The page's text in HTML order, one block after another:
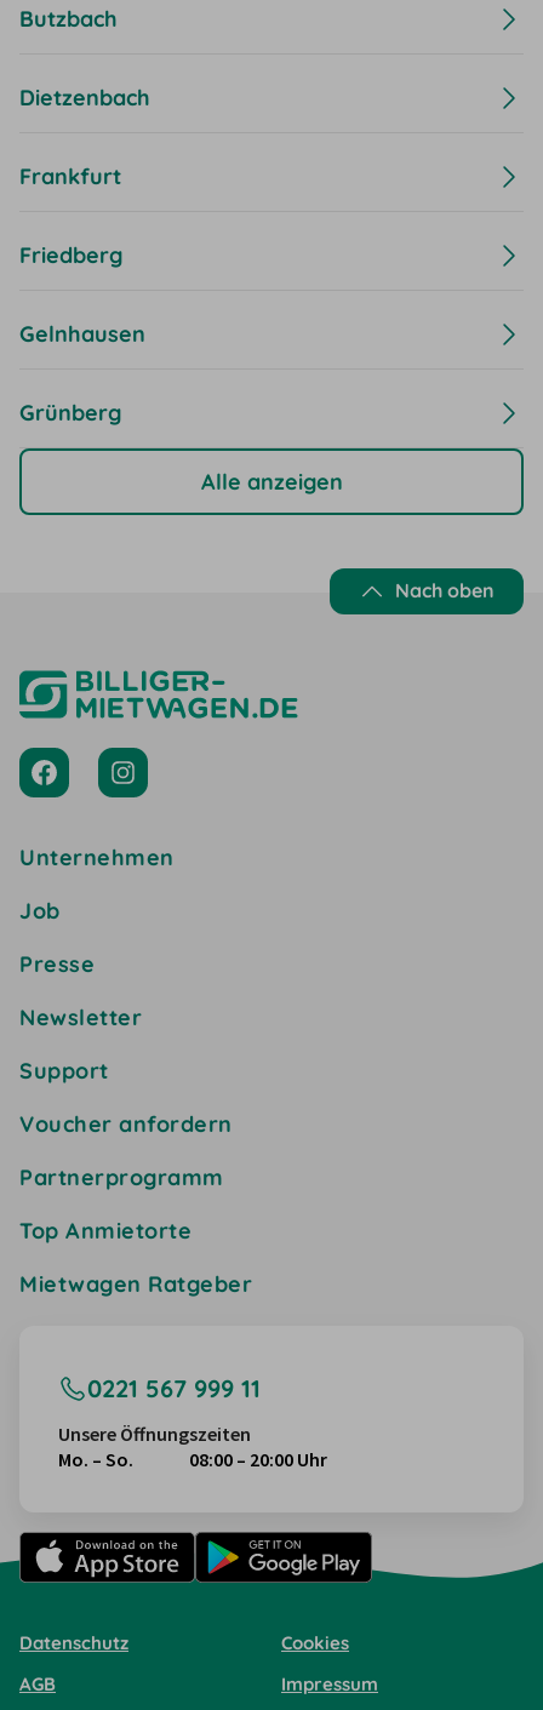
Butzbach
Dietzenbach
Frankfurt
Friedberg
Gelnhausen
Grünberg
Alle anzeigen
Nach oben
Unternehmen
Job
Presse
Newsletter
Support
Voucher anfordern
Partnerprogramm
Top Anmietorte
Mietwagen Ratgeber
0221 567 999 11
Unsere Öffnungszeiten
Mo. – So.
08:00 – 20:00 Uhr
Datenschutz
Cookies
AGB
Impressum